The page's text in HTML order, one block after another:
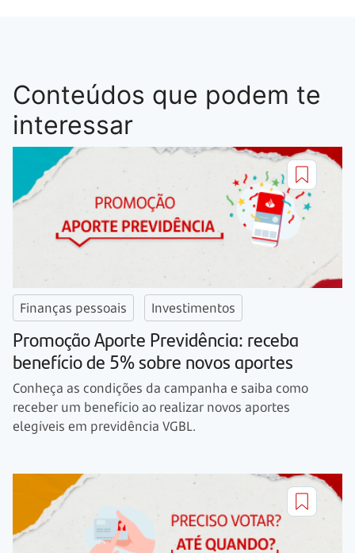
Conteúdos que podem te
interessar
Finanças pessoais Investimentos
Promoção Aporte Previdência: receba
benefício de 5% sobre novos aportes
Conheça as condições da campanha e saiba como
receber um benefício ao realizar novos aportes
elegíveis em previdência VGBL.